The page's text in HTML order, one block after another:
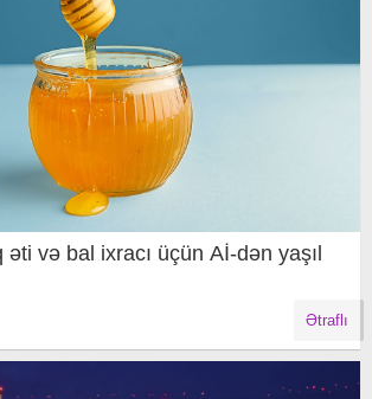
və bal ixracı üçün Aİ-dən yaşıl
Ətraflı